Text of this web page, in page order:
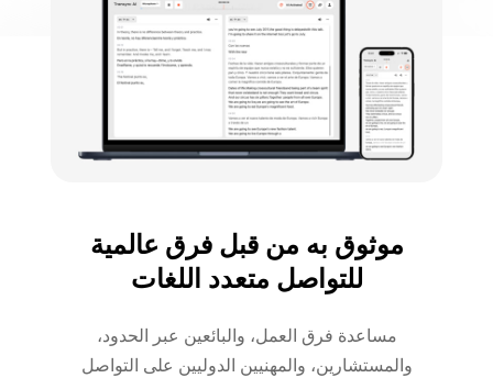
موثوق به من قبل فرق عالمية
للتواصل متعدد اللغات
مساعدة فرق العمل، والبائعين عبر الحدود،
والمستشارين، والمهنيين الدوليين على التواصل